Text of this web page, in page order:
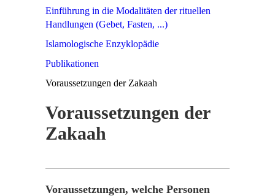
Einführung in die Modalitäten der rituellen
Handlungen (Gebet, Fasten, ...)
Islamologische Enzyklopädie
Publikationen
Voraussetzungen der Zakaah
Voraussetzungen der
Zakaah
Voraussetzungen, welche Personen